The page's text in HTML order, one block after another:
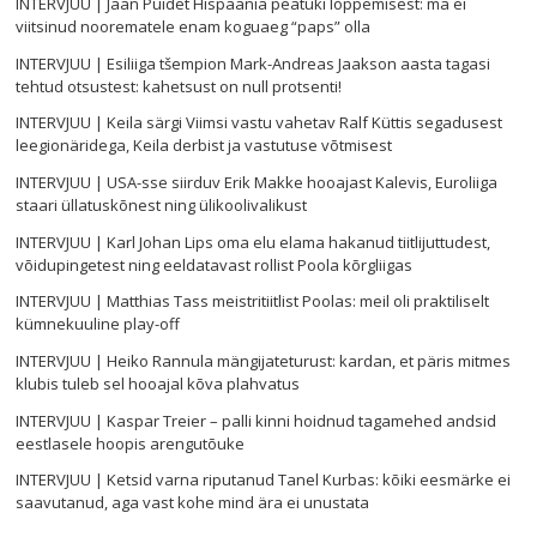
viitsinud noorematele enam koguaeg “paps” olla
INTERVJUU | Esiliiga tšempion Mark-Andreas Jaakson aasta tagasi
tehtud otsustest: kahetsust on null protsenti!
INTERVJUU | Keila särgi Viimsi vastu vahetav Ralf Küttis segadusest
leegionäridega, Keila derbist ja vastutuse võtmisest
INTERVJUU | USA-sse siirduv Erik Makke hooajast Kalevis, Euroliiga
staari üllatuskõnest ning ülikoolivalikust
INTERVJUU | Karl Johan Lips oma elu elama hakanud tiitlijuttudest,
võidupingetest ning eeldatavast rollist Poola kõrgliigas
INTERVJUU | Matthias Tass meistritiitlist Poolas: meil oli praktiliselt
kümnekuuline play-off
INTERVJUU | Heiko Rannula mängijateturust: kardan, et päris mitmes
klubis tuleb sel hooajal kõva plahvatus
INTERVJUU | Kaspar Treier – palli kinni hoidnud tagamehed andsid
eestlasele hoopis arengutõuke
INTERVJUU | Ketsid varna riputanud Tanel Kurbas: kõiki eesmärke ei
saavutanud, aga vast kohe mind ära ei unustata